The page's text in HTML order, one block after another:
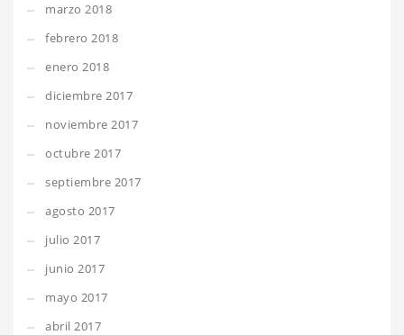
marzo 2018
febrero 2018
enero 2018
diciembre 2017
noviembre 2017
octubre 2017
septiembre 2017
agosto 2017
julio 2017
junio 2017
mayo 2017
abril 2017